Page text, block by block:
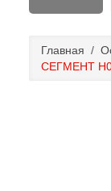
Главная /
СЕГМЕНТ